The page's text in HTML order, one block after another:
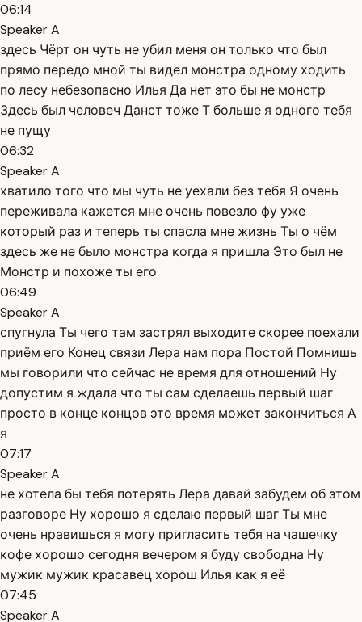
06:14
Speaker A
здесь Чёрт он чуть не убил меня он только что был
прямо передо мной ты видел монстра одному ходить
по лесу небезопасно Илья Да нет это бы не монстр
Здесь был человеч Данст тоже Т больше я одного тебя
не пущу
06:32
Speaker A
хватило того что мы чуть не уехали без тебя Я очень
переживала кажется мне очень повезло фу уже
который раз и теперь ты спасла мне жизнь Ты о чём
здесь же не было монстра когда я пришла Это был не
Монстр и похоже ты его
06:49
Speaker A
спугнула Ты чего там застрял выходите скорее поехали
приём его Конец связи Лера нам пора Постой Помнишь
мы говорили что сейчас не время для отношений Ну
допустим я ждала что ты сам сделаешь первый шаг
просто в конце концов это время может закончиться А
я
07:17
Speaker A
не хотела бы тебя потерять Лера давай забудем об этом
разговоре Ну хорошо я сделаю первый шаг Ты мне
очень нравишься я могу пригласить тебя на чашечку
кофе хорошо сегодня вечером я буду свободна Ну
мужик мужик красавец хорош Илья как я её
07:45
Speaker A